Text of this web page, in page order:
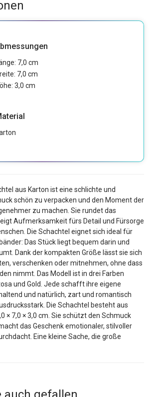
7,0 cm
7,0 cm
3,0 cm
aus Karton ist eine schlichte und
schön zu verpacken und den Moment der
zu machen. Sie rundet das
Aufmerksamkeit fürs Detail und Fürsorge
Die Schachtel eignet sich ideal für
Das Stück liegt bequem darin und
Dank der kompakten Größe lässt sie sich
verschenken oder mitnehmen, ohne dass
nimmt. Das Modell ist in drei Farben
und Gold. Jede schafft ihre eigene
und natürlich, zart und romantisch
Die Schachtel besteht aus
× 7,0 × 3,0 cm. Sie schützt den Schmuck
das Geschenk emotionaler, stilvoller
Eine kleine Sache, die große